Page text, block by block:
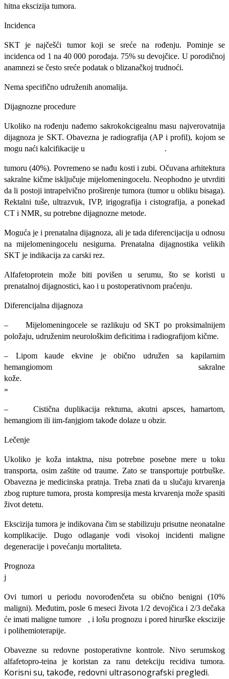
hitna ekscizija tumora.
Incidenca
SKT je najčešći tumor koji se sreće na rođenju. Pominje se
incidenca od 1 na 40 000 porođaja. 75% su devojčice. U porodičnoj
anamnezi se često sreće podatak o blizanačkoj trudnoći.
Nema specifično udruženih anomalija.
Dijagnozne procedure
Ukoliko na rođenju nađemo sakrokokcigealnu masu najverovatnija
dijagnozaje SKT. Obavezna je radiografija (AP i profil), kojom se
mogu naći kalcifikacije u .
tumoru (40%). Povremeno se nađu kosti i zubi. Očuvana arhitektura
sakralne kičme isključuje mijelomeningocelu. Neophodno je utvrditi
da li postoji intrapelvično proširenje tumora (tumor u obliku bisaga).
Rektalni tuše, ultrazvuk, IVP, irigografija i cistografija, a ponekad
CT i NMR, su potrebne dijagnozne metode.
Moguća je i prenatalna dijagnoza, ali je tada diferencijacija u odnosu
na mijelomeningocelu nesigurna. Prenatalna dijagnostika velikih
SKT je indikacija za carski rez.
Alfafetoprotein može biti povišen u serumu, što se koristi u
prenatalnoj dijag­nostici, kao i u postoperativnom praćenju.
Diferencijalna dijagnoza
–
Mijelomeningocele se razlikuju od SKT po proksimalnijem
položaju, udruženim neurološkim deficitima i radiografijom kičme.
– Lipom kaude ekvine je obično udružen sa kapilarnim
hemangiomom sakralne
»
– Cistična duplikacija rektuma, akutni apsces, hamartom,
hemangiom ili iim-fanjgiom takođe dolaze u obzir.
Lečenje
Ukoliko je koža intaktna, nisu potrebne posebne mere u toku
transporta, osim zaštite od traume. Zato se transportuje potrbuške.
Obavezna je medicinska pratnja. Treba znati da u slučaju krvarenja
zbog rupture tumora, prosta kompresija mesta krvarenja može spasiti
život detetu.
Ekscizija tumora je indikovana čim se stabilizuju prisutne neonatalne
kompli­kacije. Dugo odlaganje vodi visokoj incidenti maligne
degeneracije i povećanju mortaliteta.
j
Ovi tumori u periodu novorođenčeta su obično benigni (10%
maligni). Međutim, posle 6 meseci života 1/2 devojčica i 2/3 dečaka
će imati maligne tumore , i lošu prognozu i pored hirurške ekscizije
i polihemioterapije.
Obavezne su redovne postoperativne kontrole. Nivo serumskog
alfafetopro-teina je koristan za ranu detekciju recidiva tumora.
Korisni su, takođe, redovni ultrasonografski pregledi.